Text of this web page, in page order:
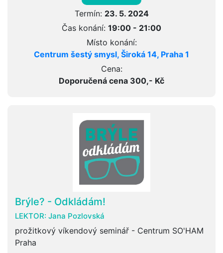
Termín: 23. 5. 2024
Čas konání: 19:00 - 21:00
Místo konání:
Centrum šestý smysl, Široká 14, Praha 1
Cena:
Doporučená cena 300,- Kč
Brýle? - Odkládám!
LEKTOR: Jana Pozlovská
prožitkový víkendový seminář - Centrum SO'HAM
Praha